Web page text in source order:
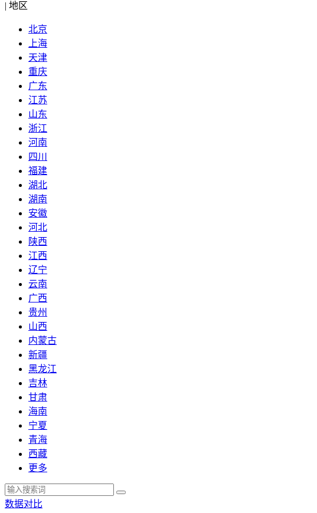
| 地区
北京
上海
天津
重庆
广东
江苏
山东
浙江
河南
四川
福建
湖北
湖南
安徽
河北
陕西
江西
辽宁
云南
广西
贵州
山西
内蒙古
新疆
黑龙江
吉林
甘肃
海南
宁夏
青海
西藏
更多
数据对比